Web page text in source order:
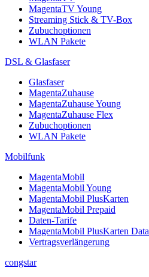
MagentaTV Young
Streaming Stick & TV-Box
Zubuchoptionen
WLAN Pakete
DSL & Glasfaser
Glasfaser
MagentaZuhause
MagentaZuhause Young
MagentaZuhause Flex
Zubuchoptionen
WLAN Pakete
Mobilfunk
MagentaMobil
MagentaMobil Young
MagentaMobil PlusKarten
MagentaMobil Prepaid
Daten-Tarife
MagentaMobil PlusKarten Data
Vertragsverlängerung
congstar